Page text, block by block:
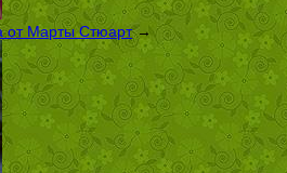
от Марты Стюарт→